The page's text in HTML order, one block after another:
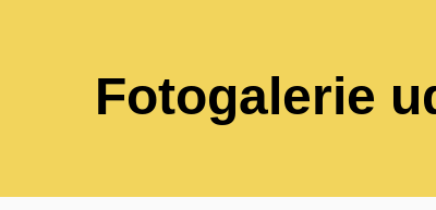
Fotogalerie